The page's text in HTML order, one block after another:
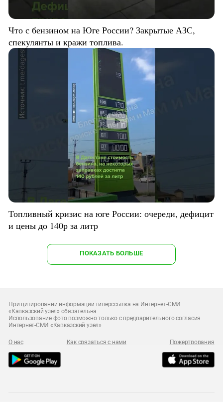
Что с бензином на Юге России? Закрытые АЗС,
спекулянты и кражи топлива.
Топливный кризис на юге России: очереди, дефицит
и цены до 140р за литр
ПОКАЗАТЬ БОЛЬШЕ
При цитировании информации гиперссылка на Интернет-СМИ
«Кавказский узел» обязательна
Использование фото возможно только с предварительного согласия
Интернет-СМИ «Кавказский узел»
О нас Как связаться с нами Пожертвования